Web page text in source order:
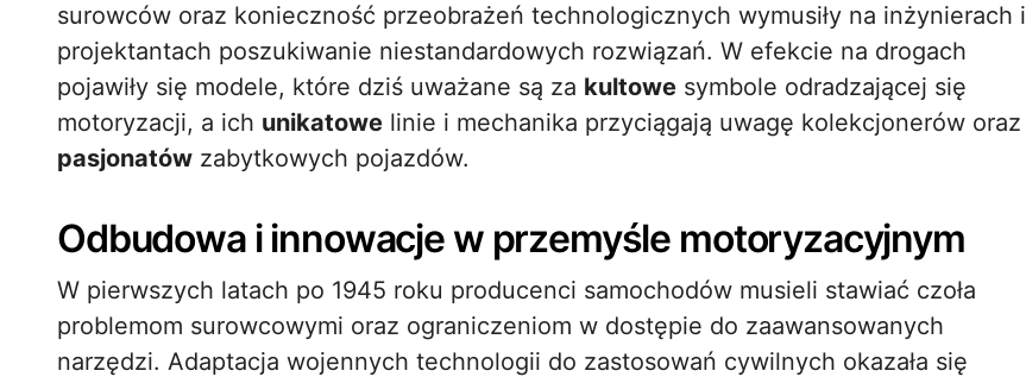
surowców oraz konieczność przeobrażeń technologicznych wymusiły na inżynierach i
projektantach poszukiwanie niestandardowych rozwiązań. W efekcie na drogach
pojawiły się modele, które dziś uważane są za kultowe symbole odradzającej się
motoryzacji, a ich unikatowe linie i mechanika przyciągają uwagę kolekcjonerów oraz
pasjonatów zabytkowych pojazdów.
Odbudowa i innowacje w przemyśle motoryzacyjnym
W pierwszych latach po 1945 roku producenci samochodów musieli stawiać czoła
problemom surowcowymi oraz ograniczeniom w dostępie do zaawansowanych
narzędzi. Adaptacja wojennych technologii do zastosowań cywilnych okazała się